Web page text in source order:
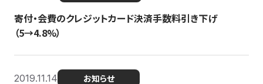
寄付・会費のクレジットカード決済手数料引き下げ
（5→4.8%）
2019.11.14 お知らせ